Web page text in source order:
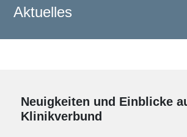
Aktuelles
Neuigkeiten und Einblicke
Klinikverbund